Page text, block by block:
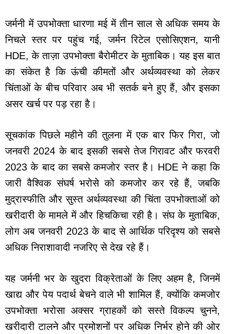
जर्मनी में उपभोक्ता धारणा मई में तीन साल से अधिक समय के
निचले स्तर पर पहुंच गई, जर्मन रिटेल एसोसिएशन, यानी
HDE, के ताज़ा उपभोक्ता बैरोमीटर के मुताबिक। यह इस बात
का संकेत है कि ऊंची कीमतों और अर्थव्यवस्था को लेकर
चिंताओं के बीच परिवार अब भी सतर्क बने हुए हैं, और इसका
असर खर्च पर पड़ रहा है।
सूचकांक पिछले महीने की तुलना में एक बार फिर गिरा, जो
जनवरी 2024 के बाद इसकी सबसे तेज गिरावट और फरवरी
2023 के बाद का सबसे कमजोर स्तर है। HDE ने कहा कि
जारी वैश्विक संघर्ष भरोसे को कमजोर कर रहे हैं, जबकि
मुद्रास्फीति और सुस्त अर्थव्यवस्था की चिंता उपभोक्ताओं को
खरीदारी के मामले में और हिचकिचा रही है। संघ के मुताबिक,
लोग अब जनवरी 2023 के बाद से आर्थिक परिदृश्य को सबसे
अधिक निराशावादी नजरिए से देख रहे हैं।
यह जर्मनी भर के खुदरा विक्रेताओं के लिए अहम है, जिनमें
खाद्य और पेय पदार्थ बेचने वाले भी शामिल हैं, क्योंकि कमजोर
उपभोक्ता भरोसा अक्सर ग्राहकों को सस्ते विकल्प चुनने,
खरीदारी टालने और प्रमोशनों पर अधिक निर्भर होने की ओर